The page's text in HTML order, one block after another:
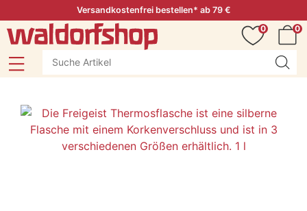
Versandkostenfrei bestellen* ab 79 €
0
0